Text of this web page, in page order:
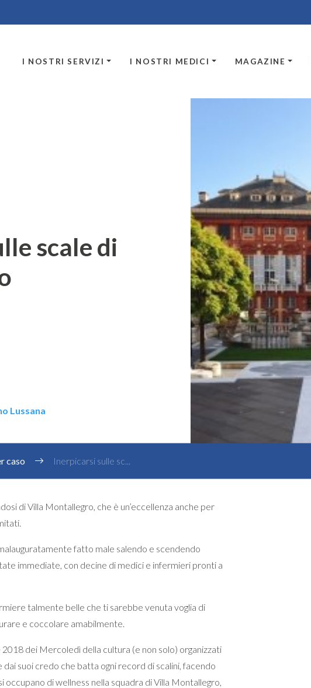
I NOSTRI SERVIZI I NOSTRI MEDICI MAGAZINE
scale di
Lussana
caso Inerpicarsi sulle sc...
di Villa Montallegro, che è un’eccellenza anche per
fatto male salendo e scendendo
immediate, con decine di medici e infermieri pronti a
talmente belle che ti sarebbe venuta voglia di
e coccolare amabilmente.
dei Mercoledì della cultura (e non solo) organizzati
suoi credo che batta ogni record di scalini, facendo
occupano di wellness nella squadra di Villa Montallegro,